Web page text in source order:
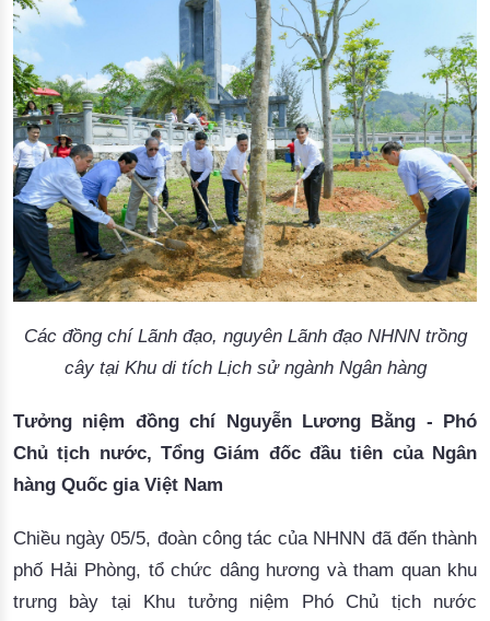
Các đồng chí Lãnh đạo, nguyên Lãnh đạo NHNN trồng
cây tại Khu di tích Lịch sử ngành Ngân hàng
Tưởng niệm đồng chí Nguyễn Lương Bằng - Phó
Chủ tịch nước, Tổng Giám đốc đầu tiên của Ngân
hàng Quốc gia Việt Nam
Chiều ngày 05/5, đoàn công tác của NHNN đã đến thành
phố Hải Phòng, tổ chức dâng hương và tham quan khu
trưng bày tại Khu tưởng niệm Phó Chủ tịch nước